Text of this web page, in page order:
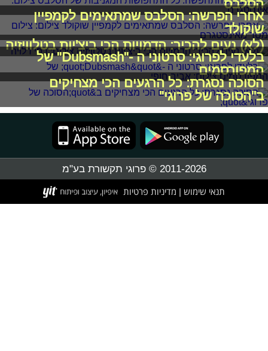
הסלבס
אחרי הפרשה: הסלבס שמתאימים לקמפיין
שוקולד
(לא) נעים להכיר: הדמויות הכי ביצ'יות בטלוויזיה
בלעדי לפרוגי: סרטוני ה -"Dubsmash" של
המפורסמים
הסוכה נסגרת: כל הרגעים הכי מצחיקים
ב"הסוכה של פרוגי"
2011-2026 © פרוגי תקשורת בע"מ
תנאי שימוש מדיניות פרטיות